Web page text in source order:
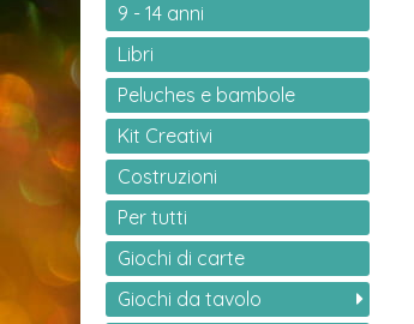
9 - 14 anni
Libri
Peluches e bambole
Kit Creativi
Costruzioni
Per tutti
Giochi di carte
Giochi da tavolo